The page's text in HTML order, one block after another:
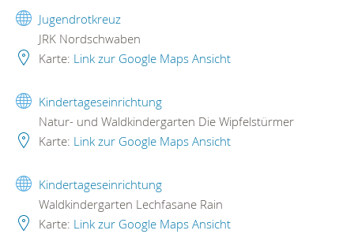
Jugendrotkreuz
JRK Nordschwaben
Karte: Link zur Google Maps Ansicht
Kindertageseinrichtung
Natur- und Waldkindergarten Die Wipfelstürmer
Karte: Link zur Google Maps Ansicht
Kindertageseinrichtung
Waldkindergarten Lechfasane Rain
Karte: Link zur Google Maps Ansicht